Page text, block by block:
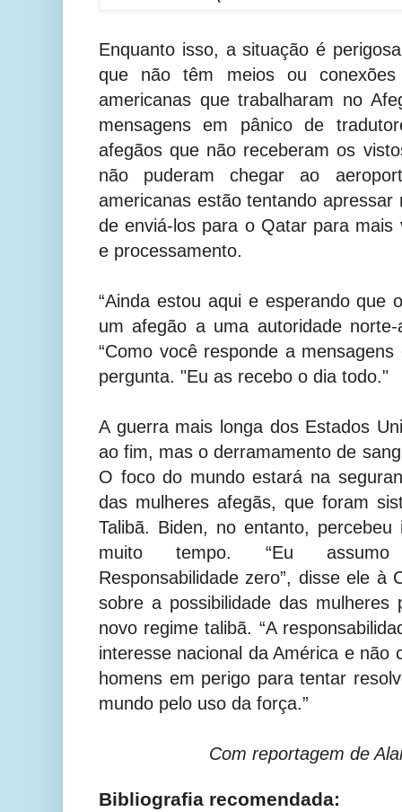
Enquanto isso, a situação é
que não têm meios ou conexões
americanas que trabalharam no
mensagens em pânico de
afegãos que não receberam os
não puderam chegar ao
americanas estão tentando apressar
de enviá-los para o Qatar para mais
e processamento.
“Ainda estou aqui e esperando que
um afegão a uma autoridade
“Como você responde a
pergunta. "Eu as recebo o dia todo."
A guerra mais longa dos Estados
ao fim, mas o derramamento de
O foco do mundo estará na
das mulheres afegãs, que foram
Talibã. Biden, no entanto,
muito tempo. “Eu assumo
Responsabilidade zero”, disse ele à
sobre a possibilidade das mulheres
novo regime talibã. “A
interesse nacional da América e não
homens em perigo para tentar
mundo pelo uso da força.”
Com reportagem de
Bibliografia recomendada: